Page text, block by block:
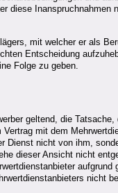
diese
mit welcher er als
Entscheidung
Folge zu geben.
geltend, die
mit dem
Dienst nicht von ihm,
dieser Ansicht nicht
nicht